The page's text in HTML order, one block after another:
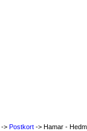
-> Postkort -> Hamar -